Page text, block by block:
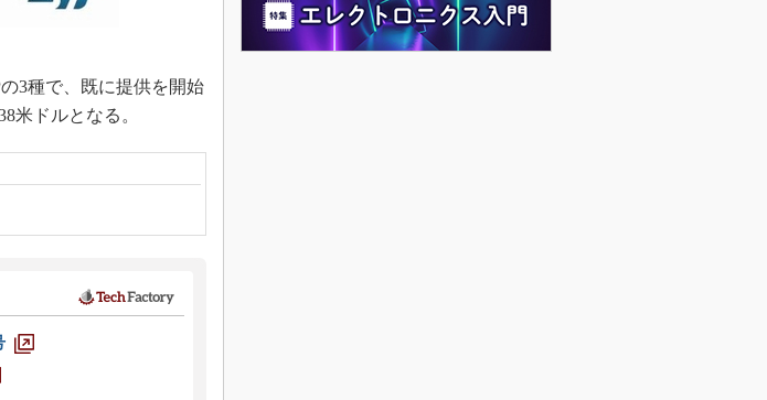
3種で、既に提供を開始
米ドルとなる。